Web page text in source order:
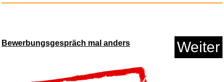
Bewerbungsgespräch mal anders Weiter